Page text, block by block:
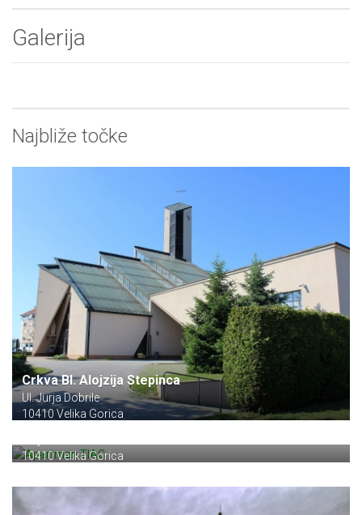
Galerija
Najbliže točke
Crkva Bl. Alojzija Stepinca
Ul. Jurja Dobrile
10410 Velika Gorica
Apartman TIAC
10410 Velika Gorica